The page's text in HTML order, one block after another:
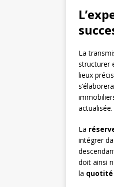
La
structurer
lieux
actualisée.
La
intégrer
doit ainsi
la quotité